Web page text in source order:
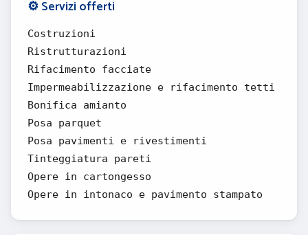
⚙️ Servizi offerti
Costruzioni
Ristrutturazioni
Rifacimento facciate
Impermeabilizzazione e rifacimento tetti
Bonifica amianto
Posa parquet
Posa pavimenti e rivestimenti
Tinteggiatura pareti
Opere in cartongesso
Opere in intonaco e pavimento stampato